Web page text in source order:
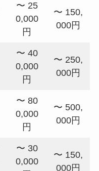
〜 25
0,000
円
〜 150,
000円
〜 40
0,000
円
〜 250,
000円
〜 80
0,000
円
〜 500,
000円
〜 30
0,000
〜 150,
000円